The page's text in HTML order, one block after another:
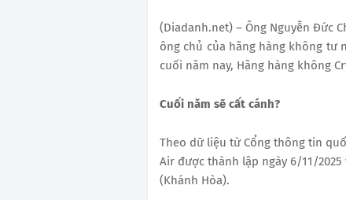
(Diadanh.net) – Ông Nguyễn Đức
ông chủ của hãng hàng không tư
cuối năm nay, Hãng hàng không
Cuối năm sẽ cất cánh?
Theo dữ liệu từ Cổng thông tin
Air được thành lập ngày 6/11/
(Khánh Hòa).